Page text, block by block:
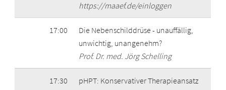
https://maaef.de/einloggen
17:00
Die Nebenschilddrüse - unauffällig,
unwichtig, unangenehm?
Prof. Dr. med. Jörg Schelling
17:30
pHPT: Konservativer Therapieansatz